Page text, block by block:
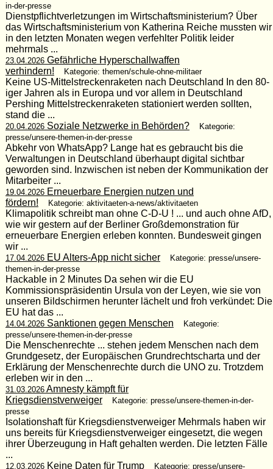
in-der-presse
Dienstpflichtverletzungen im Wirtschaftsministerium? Über
das Wirtschaftsministerium von Katherina Reiche mussten wir
in den letzten Monaten wegen verfehlter Politik leider
mehrmals ...
23.04.2026Gefährliche Hyperschallwaffen
verhindern!
Kategorie: themen/schule-ohne-militaer
Keine US-Mittelstreckenraketen nach Deutschland In den 80-
iger Jahren als in Europa und vor allem in Deutschland
Pershing Mittelstreckenraketen stationiert werden sollten,
stand die ...
20.04.2026Soziale Netzwerke in Behörden?
Kategorie:
presse/unsere-themen-in-der-presse
Abkehr von WhatsApp? Lange hat es gebraucht bis die
Verwaltungen in Deutschland überhaupt digital sichtbar
geworden sind. Inzwischen ist neben der Kommunikation der
Mitarbeiter ...
19.04.2026Erneuerbare Energien nutzen und
fördern!
Kategorie: aktivitaeten-a-news/aktivitaeten
Klimapolitik schreibt man ohne C-D-U ! ... und auch ohne AfD,
wie wir gestern auf der Berliner Großdemonstration für
erneuerbare Energien erleben konnten. Bundesweit gingen
wir ...
17.04.2026EU Alters-App nicht sicher
Kategorie: presse/unsere-
themen-in-der-presse
Hackable in 2 Minutes Da sehen wir die EU
Kommissionspräsidentin Ursula von der Leyen, wie sie von
unseren Bildschirmen herunter lächelt und froh verkündet: Die
EU hat das ...
14.04.2026Sanktionen gegen Menschen
Kategorie:
presse/unsere-themen-in-der-presse
Die Menschenrechte ... stehen jedem Menschen nach dem
Grundgesetz, der Europäischen Grundrechtscharta und der
Erklärung der Menschenrechte durch die UNO zu. Trotzdem
erleben wir in den ...
31.03.2026Amnesty kämpft für
Kriegsdienstverweiger
Kategorie: presse/unsere-themen-in-der-
presse
Isolationshaft für Kriegsdienstverweiger Mehrmals haben wir
uns bereits für Kriegsdienstverweiger eingesetzt, die wegen
ihrer Überzeugung in Haft gehalten werden. Die letzten Fälle
...
12.03.2026Keine Daten für Trump Kategorie: presse/unsere-